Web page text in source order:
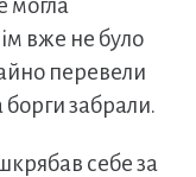
могла
вже не було
перевели
забрали.
себе за